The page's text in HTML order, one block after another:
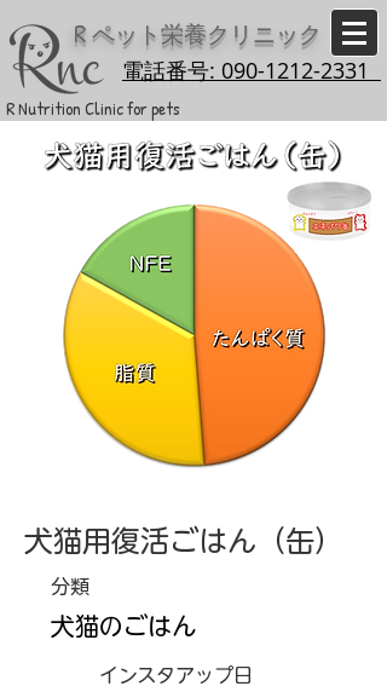
R ペット栄養クリニック
電話番号: 090-1212-2331
R Nutrition Clinic for pets
犬猫用復活ごはん（缶）
分類
犬猫のごはん
インスタアップ日